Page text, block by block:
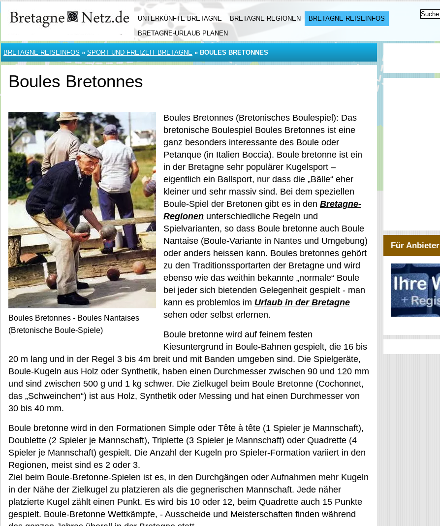
UNTERKÜNFTE BRETAGNE BRETAGNE-REGIONEN
BRETAGNE-REISEINFOS
BRETAGNE-URLAUB PLANEN
BRETAGNE-REISEINFOS » SPORT UND FREIZEIT BRETAGNE » BOULES BRETONNES
Boules Bretonnes
Boules Bretonnes - Boules Nantaises
(Bretonische Boule-Spiele)
Boules Bretonnes (Bretonisches Boulespiel): Das
bretonische Boulespiel Boules Bretonnes ist eine
ganz besonders interessante des Boule oder
Petanque (in Italien Boccia). Boule bretonne ist ein
in der Bretagne sehr populärer Kugelsport –
eigentlich ein Ballsport, nur dass die „Bälle“ eher
kleiner und sehr massiv sind. Bei dem speziellen
Boule-Spiel der Bretonen gibt es in den Bretagne-
Regionen unterschiedliche Regeln und
Spielvarianten, so dass Boule bretonne auch Boule
Nantaise (Boule-Variante in Nantes und Umgebung)
oder anders heissen kann. Boules bretonnes gehört
zu den Traditionssportarten der Bretagne und wird
ebenso wie das weithin bekannte „normale“ Boule
bei jeder sich bietenden Gelegenheit gespielt - man
kann es problemlos im Urlaub in der Bretagne
sehen oder selbst erlernen.
Boule bretonne wird auf feinem festen
Kiesuntergrund in Boule-Bahnen gespielt, die 16 bis
20 m lang und in der Regel 3 bis 4m breit und mit Banden umgeben sind. Die Spielgeräte,
Boule-Kugeln aus Holz oder Synthetik, haben einen Durchmesser zwischen 90 und 120 mm
und sind zwischen 500 g und 1 kg schwer. Die Zielkugel beim Boule Bretonne (Cochonnet,
das „Schweinchen“) ist aus Holz, Synthetik oder Messing und hat einen Durchmesser von
30 bis 40 mm.
Boule bretonne wird in den Formationen Simple oder Tête à tête (1 Spieler je Mannschaft),
Doublette (2 Spieler je Mannschaft), Triplette (3 Spieler je Mannschaft) oder Quadrette (4
Spieler je Mannschaft) gespielt. Die Anzahl der Kugeln pro Spieler-Formation variiert in den
Regionen, meist sind es 2 oder 3.
Ziel beim Boule-Bretonne-Spielen ist es, in den Durchgängen oder Aufnahmen mehr Kugeln
in der Nähe der Zielkugel zu platzieren als die gegnerischen Mannschaft. Jede näher
platzierte Kugel zählt einen Punkt. Es wird bis 10 oder 12, beim Quadrette auch 15 Punkte
gespielt. Boule-Bretonne Wettkämpfe, - Ausscheide und Meisterschaften finden während
Für Anbieter